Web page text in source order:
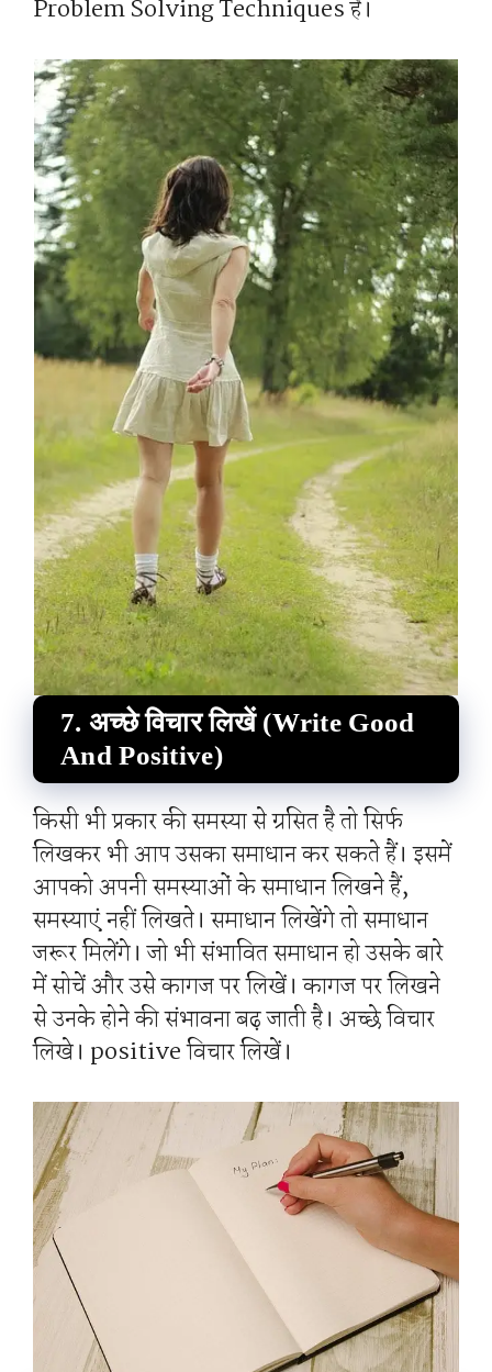
Problem Solving Techniques है।
7. अच्छे विचार लिखें (Write Good
And Positive)
किसी भी प्रकार की समस्या से ग्रसित है तो सिर्फ
लिखकर भी आप उसका समाधान कर सकते हैं। इसमें
आपको अपनी समस्याओं के समाधान लिखने हैं,
समस्याएं नहीं लिखते। समाधान लिखेंगे तो समाधान
जरूर मिलेंगे। जो भी संभावित समाधान हो उसके बारे
में सोचें और उसे कागज पर लिखें। कागज पर लिखने
से उनके होने की संभावना बढ़ जाती है। अच्छे विचार
लिखे। positive विचार लिखें।